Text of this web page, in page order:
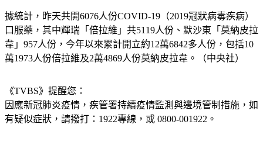
據統計，昨天共開6076人份COVID-19（2019冠狀病毒疾病）
口服藥，其中輝瑞「倍拉維」共5119人份、默沙東「莫納皮拉
韋」957人份，今年以來累計開立約12萬6842多人份，包括10
萬1973人份倍拉維及2萬4869人份莫納皮拉韋。（中央社）
《TVBS》提醒您：
因應新冠肺炎疫情，疾管署持續疫情監測與邊境管制措施， 如
有疑似症狀，請撥打：1922專線，或 0800-001922。